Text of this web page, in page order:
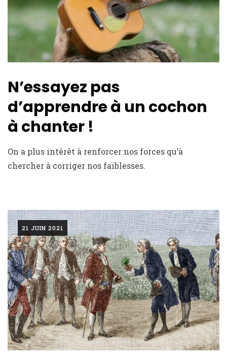
N’essayez pas
d’apprendre à un cochon
à chanter !
On a plus intérêt à renforcer nos forces qu’à
chercher à corriger nos faiblesses.
21 JUIN 2021